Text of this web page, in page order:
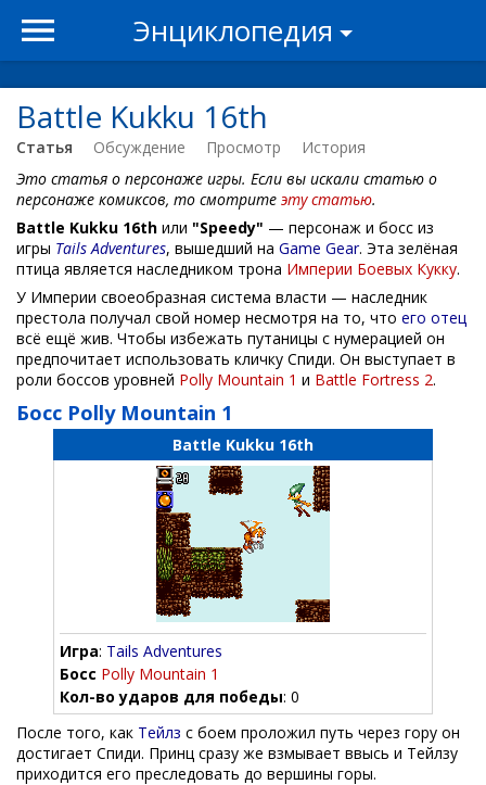
Энциклопедия
Battle Kukku 16th
Статья Обсуждение Просмотр
История
Это статья о персонаже игры. Если вы искали статью о
персонаже комиксов, то смотрите эту статью.
Battle Kukku 16th или "Speedy" — персонаж и босс из
игры Tails Adventures, вышедший на Game Gear. Эта зелёная
птица является наследником трона Империи Боевых Кукку.
У Империи своеобразная система власти — наследник
престола получал свой номер несмотря на то, что его отец
всё ещё жив. Чтобы избежать путаницы с нумерацией он
предпочитает использовать кличку Спиди. Он выступает в
роли боссов уровней Polly Mountain 1 и Battle Fortress 2.
Босс Polly Mountain 1
Battle Kukku 16th
Игра: Tails Adventures
Босс Polly Mountain 1
Кол-во ударов для победы: 0
После того, как Тейлз с боем проложил путь через гору он
достигает Спиди. Принц сразу же взмывает ввысь и Тейлзу
приходится его преследовать до вершины горы.